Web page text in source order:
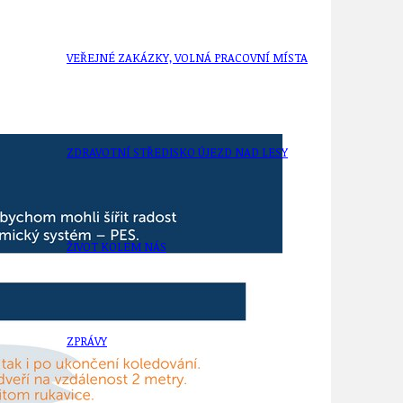
VEŘEJNÉ ZAKÁZKY, VOLNÁ PRACOVNÍ MÍSTA
ZDRAVOTNÍ STŘEDISKO ÚJEZD NAD LESY
ŽIVOT KOLEM NÁS
ZPRÁVY